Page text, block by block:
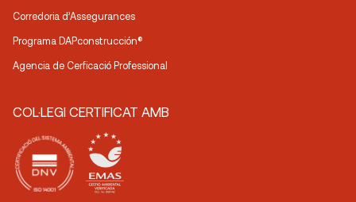
Corredoria d’Assegurances
Programa DAPconstrucción®
Agencia de Cerficació Professional
COL·LEGI CERTIFICAT AMB